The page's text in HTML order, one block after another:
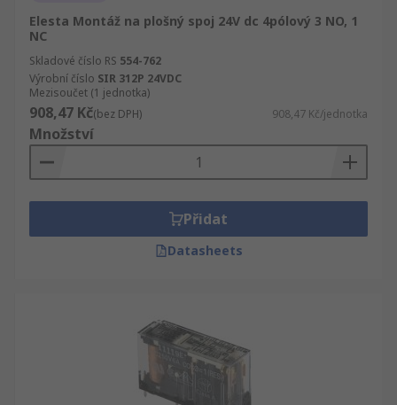
Elesta Montáž na plošný spoj 24V dc 4pólový 3 NO, 1
NC
Skladové číslo RS 554-762
Výrobní číslo SIR 312P 24VDC
Mezisoučet (1 jednotka)
908,47 Kč(bez DPH) 908,47 Kč/jednotka
Množství
Přidat
Datasheets